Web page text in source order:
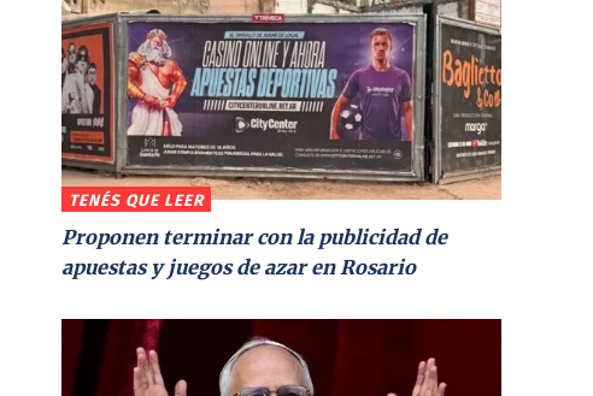
TENÉS QUE LEER
Proponen terminar con la publicidad de
apuestas y juegos de azar en Rosario